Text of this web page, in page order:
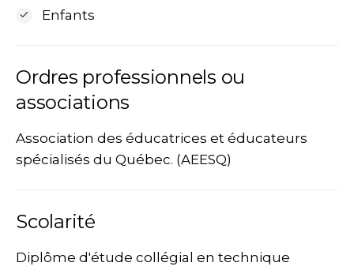
Enfants
Ordres professionnels ou
associations
Association des éducatrices et éducateurs
spécialisés du Québec. (AEESQ)
Scolarité
Diplôme d'étude collégial en technique